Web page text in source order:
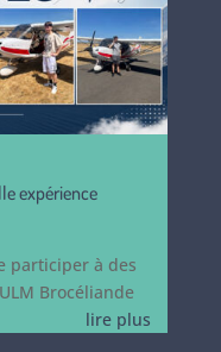
expérience
participer à des
Brocéliande
lire plus